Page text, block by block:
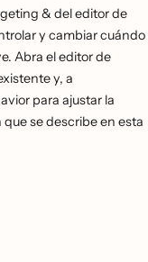
& del editor de
y cambiar cuándo
Abra el editor de
y, a
para ajustar la
se describe en esta